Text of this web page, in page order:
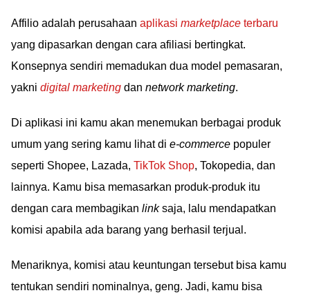
Affilio adalah perusahaan aplikasi marketplace terbaru
yang dipasarkan dengan cara afiliasi bertingkat.
Konsepnya sendiri memadukan dua model pemasaran,
yakni digital marketing dan network marketing.
Di aplikasi ini kamu akan menemukan berbagai produk
umum yang sering kamu lihat di e-commerce populer
seperti Shopee, Lazada, TikTok Shop, Tokopedia, dan
lainnya. Kamu bisa memasarkan produk-produk itu
dengan cara membagikan linksaja, lalu mendapatkan
komisi apabila ada barang yang berhasil terjual.
Menariknya, komisi atau keuntungan tersebut bisa kamu
tentukan sendiri nominalnya, geng. Jadi, kamu bisa